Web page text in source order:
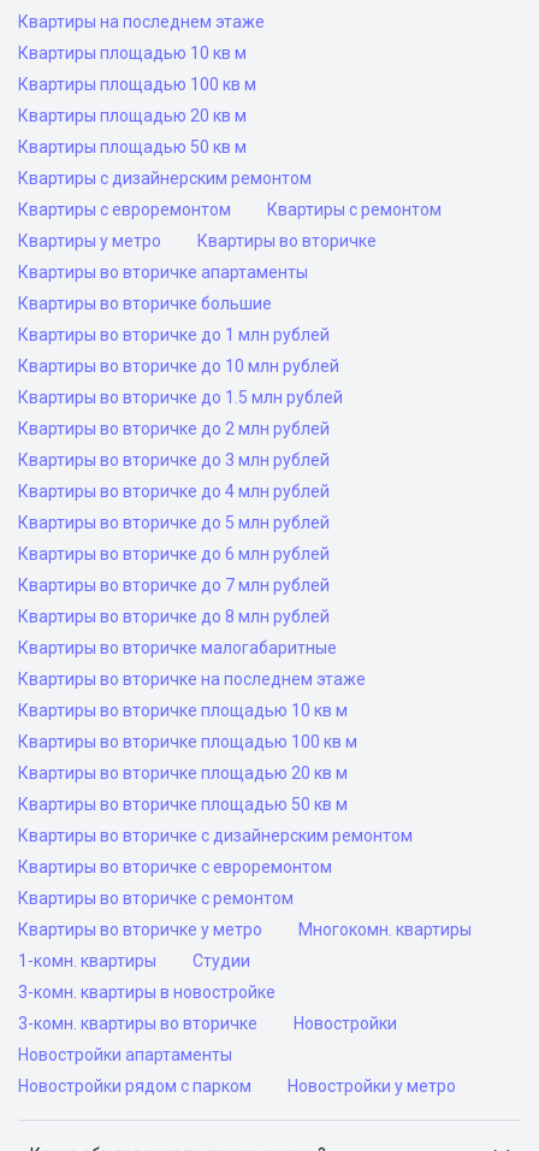
Квартиры на последнем этаже
Квартиры площадью 10 кв м
Квартиры площадью 100 кв м
Квартиры площадью 20 кв м
Квартиры площадью 50 кв м
Квартиры с дизайнерским ремонтом
Квартиры с евроремонтом
Квартиры с ремонтом
Квартиры у метро
Квартиры во вторичке
Квартиры во вторичке апартаменты
Квартиры во вторичке большие
Квартиры во вторичке до 1 млн рублей
Квартиры во вторичке до 10 млн рублей
Квартиры во вторичке до 1.5 млн рублей
Квартиры во вторичке до 2 млн рублей
Квартиры во вторичке до 3 млн рублей
Квартиры во вторичке до 4 млн рублей
Квартиры во вторичке до 5 млн рублей
Квартиры во вторичке до 6 млн рублей
Квартиры во вторичке до 7 млн рублей
Квартиры во вторичке до 8 млн рублей
Квартиры во вторичке малогабаритные
Квартиры во вторичке на последнем этаже
Квартиры во вторичке площадью 10 кв м
Квартиры во вторичке площадью 100 кв м
Квартиры во вторичке площадью 20 кв м
Квартиры во вторичке площадью 50 кв м
Квартиры во вторичке с дизайнерским ремонтом
Квартиры во вторичке с евроремонтом
Квартиры во вторичке с ремонтом
Квартиры во вторичке у метро
Многокомн. квартиры
1-комн. квартиры
Студии
3-комн. квартиры в новостройке
3-комн. квартиры во вторичке
Новостройки
Новостройки апартаменты
Новостройки рядом с парком
Новостройки у метро